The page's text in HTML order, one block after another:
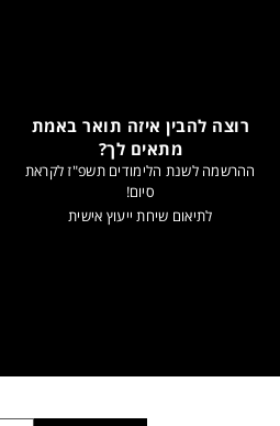
רוצה להבין איזה תואר באמת
מתאים לך?
ההרשמה לשנת הלימודים תשפ"ז לקראת
סיום!
לתיאום שיחת ייעוץ אישית